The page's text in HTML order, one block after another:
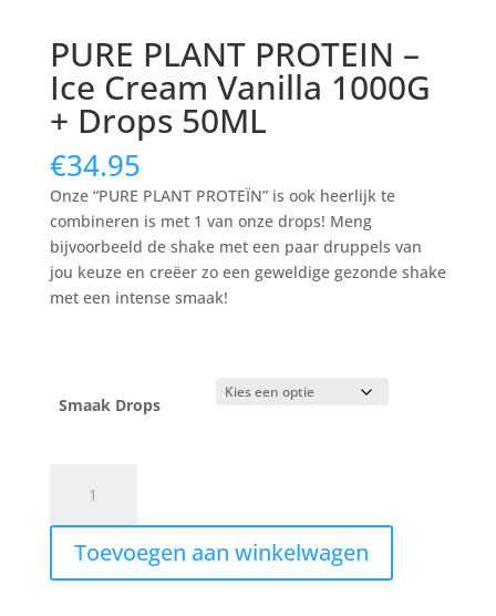
PURE PLANT PROTEIN –
Ice Cream Vanilla 1000G
+ Drops 50ML
€34.95
Onze “PURE PLANT PROTEÏN” is ook heerlijk te
combineren is met 1 van onze drops! Meng
bijvoorbeeld de shake met een paar druppels van
jou keuze en creëer zo een geweldige gezonde shake
met een intense smaak!
Smaak Drops
PLANT
PROTEIN
Ice
Toevoegen aan winkelwagen